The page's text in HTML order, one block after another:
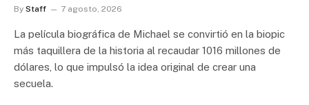
By Staff 7 agosto, 2026
La película biográfica de Michael se convirtió en la biopic
más taquillera de la historia al recaudar 1016 millones de
dólares, lo que impulsó la idea original de crear una
secuela.